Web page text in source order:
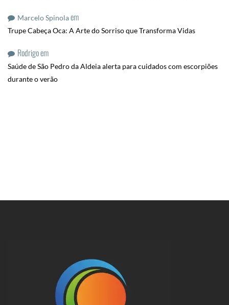
Marcelo Spinolaem
Trupe Cabeça Oca: A Arte do Sorriso que Transforma Vidas
Rodrigoem
Saúde de São Pedro da Aldeia alerta para cuidados com escorpiões
durante o verão